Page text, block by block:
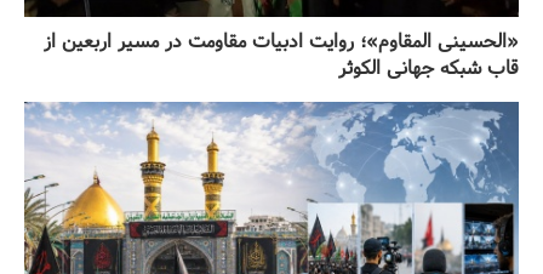
«الحسینی المقاوم»؛ روایت ادبیات مقاومت در مسیر اربعین از
قاب شبکه جهانی الکوثر